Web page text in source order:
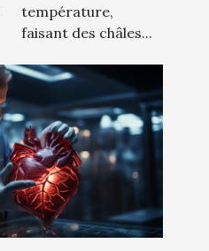
température,
faisant des châles...